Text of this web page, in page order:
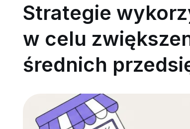
Strategie
w celu
średnich